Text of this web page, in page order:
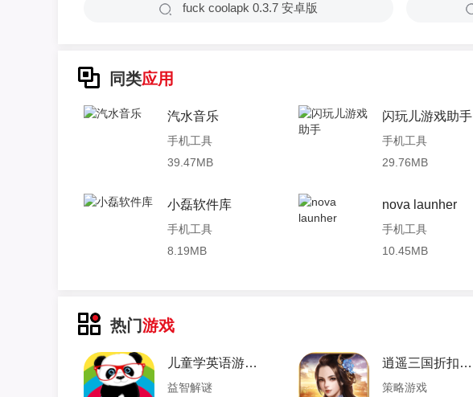
fuck coolapk 0.3.7 安卓版
同类应用
汽水音乐
手机工具
39.47MB
闪玩儿游戏助手
手机工具
29.76MB
小磊软件库
手机工具
8.19MB
nova launher
手机工具
10.45MB
热门游戏
儿童学英语游戏 4.3 安卓版
益智解谜
逍遥三国折扣端 3.1.0.00050007 安卓版
策略游戏